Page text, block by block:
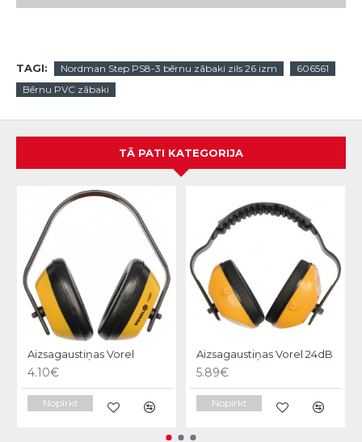
TAGI: Nordman Step PS8-3 bērnu zābaki zils 26 izm
606561
Bērnu PVC zābaki
TĀ PATI KATEGORIJA
Aizsagaustiņas Vorel
4.10€
Nopirkt
Aizsagaustiņas Vorel 24dB
5.89€
Nopirkt